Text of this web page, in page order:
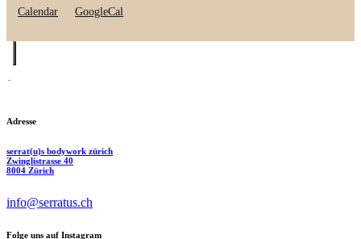
Calendar GoogleCal
Adresse
serrat(u)s bodywork zürich
Zwinglistrasse 40
8004 Zürich
info@serratus.ch
Folge uns auf Instagram